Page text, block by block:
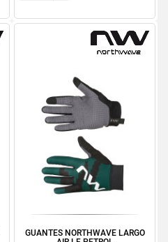
GUANTES NORTHWAVE LARGO